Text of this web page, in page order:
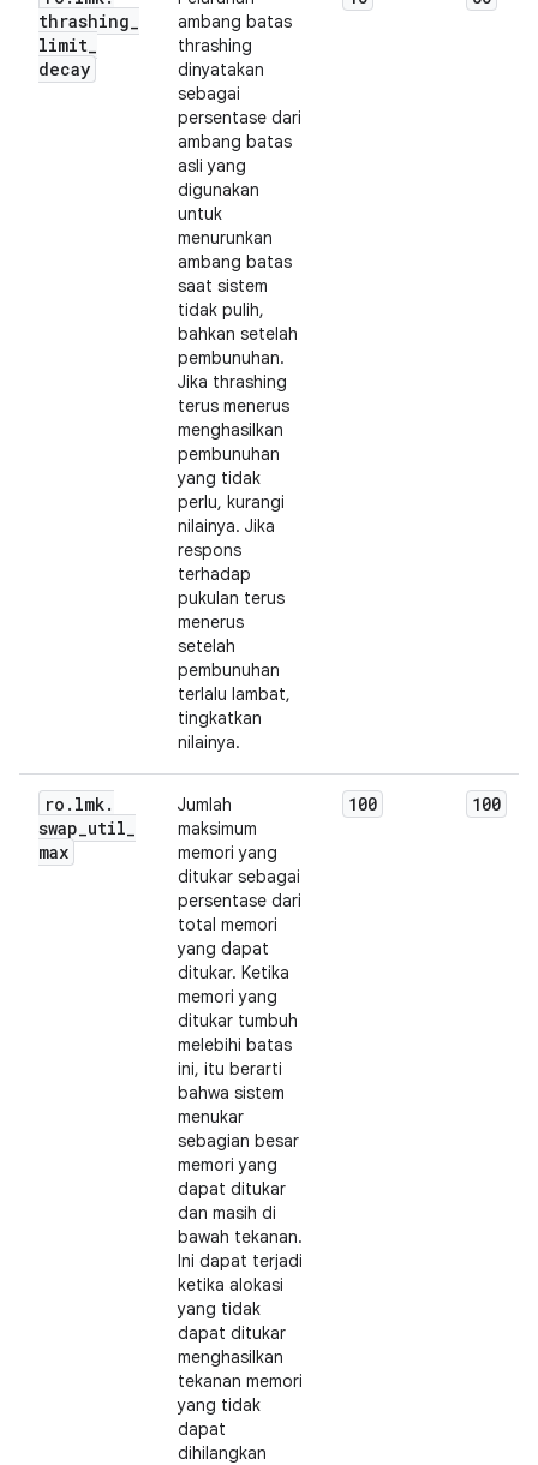
thrashing_
limit_
decay
ambang batas
thrashing
dinyatakan
sebagai
persentase dari
ambang batas
asli yang
digunakan
untuk
menurunkan
ambang batas
saat sistem
tidak pulih,
bahkan setelah
pembunuhan.
Jika thrashing
terus menerus
menghasilkan
pembunuhan
yang tidak
perlu, kurangi
nilainya. Jika
respons
terhadap
pukulan terus
menerus
setelah
pembunuhan
terlalu lambat,
tingkatkan
nilainya.
ro . lmk.
swap_util_
max
Jumlah
maksimum
memori yang
ditukar sebagai
persentase dari
total memori
yang dapat
ditukar. Ketika
memori yang
ditukar tumbuh
melebihi batas
ini, itu berarti
bahwa sistem
menukar
sebagian besar
memori yang
dapat ditukar
dan masih di
bawah tekanan.
Ini dapat terjadi
ketika alokasi
yang tidak
dapat ditukar
menghasilkan
tekanan memori
yang tidak
dapat
dihilangkan
100 100